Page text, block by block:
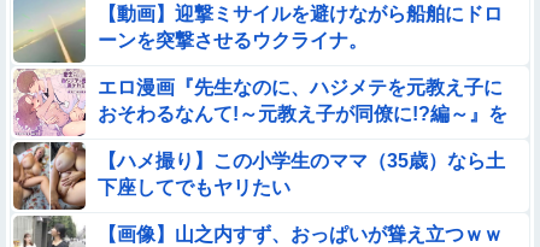
【動画】迎撃ミサイルを避けながら船舶にドロ
ーンを突撃させるウクライナ。
エロ漫画『先生なのに、ハジメテを元教え子に
おそわるなんて!～元教え子が同僚に!?編～』を
の林檎/中条亮
【ハメ撮り】この小学生のママ（35歳）なら土
下座してでもヤリたい
【画像】山之内すず、おっぱいが聳え立つｗｗ